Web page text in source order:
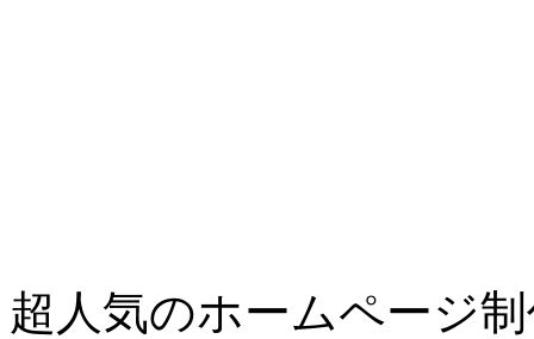
超人気のホームページ